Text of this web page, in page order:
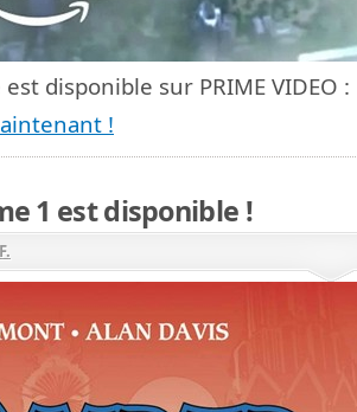
disponible sur PRIME VIDEO :
!
1 est disponible !